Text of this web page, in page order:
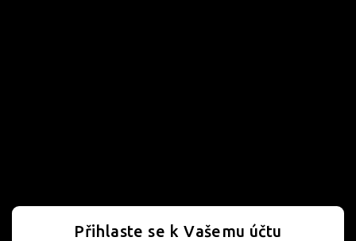
Přihlaste se k Vašemu účtu